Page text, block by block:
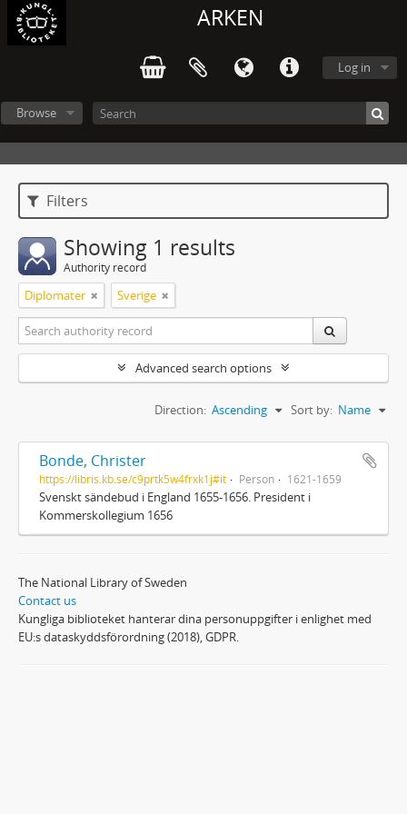
ARKEN
Log in
Browse
Filters
Showing 1 results
Authority record
Diplomater Sverige
Advanced search options
Sort by: Name
Direction: Ascending
Bonde, Christer
https://libris.kb.se/c9prtk5w4frxk1j#it Person 1621-1659
Svenskt sändebud i England 1655-1656. President i
Kommerskollegium 1656
The National Library of Sweden
Contact us
Kungliga biblioteket hanterar dina personuppgifter i enlighet med
EU:s dataskyddsförordning (2018), GDPR.